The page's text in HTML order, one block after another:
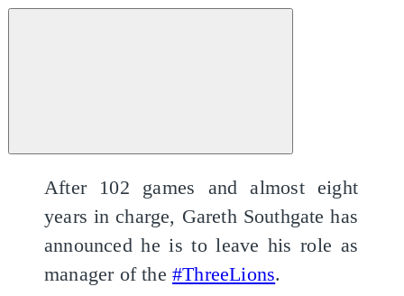
After 102 games and almost eight
years in charge, Gareth Southgate has
announced he is to leave his role as
manager of the #ThreeLions.